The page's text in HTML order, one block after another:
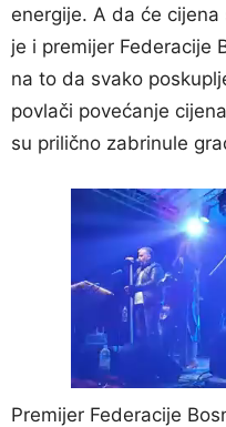
energije. A da će
je i premijer Federacije
na to da svako
povlači povećanje
su prilično zabrinule
Premijer Federacije